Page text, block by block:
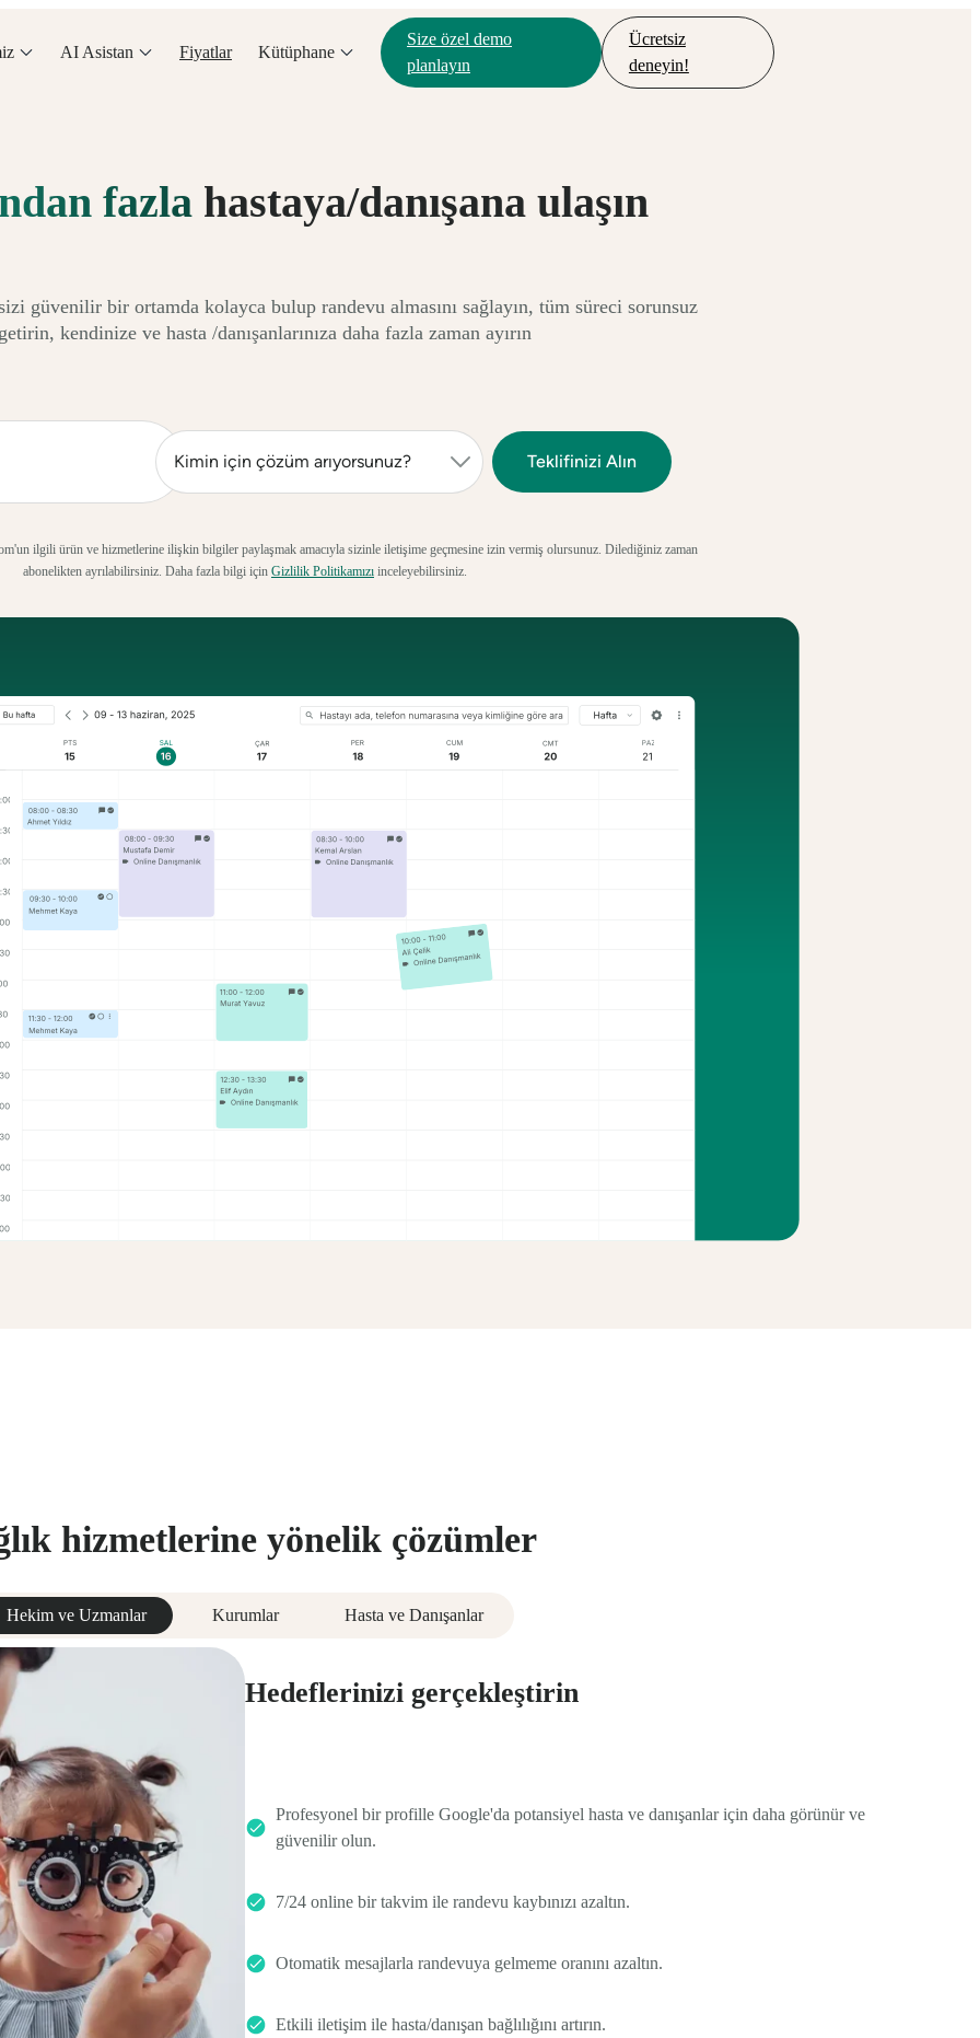
AI Asistan Fiyatlar Kütüphane
Size özel demo
planlayın
Ücretsiz
deneyin!
fazla hastaya/danışana ulaşın
sizi güvenilir bir ortamda kolayca bulup randevu almasını sağlayın, tüm süreci sorunsuz
kendinize ve hasta /danışanlarınıza daha fazla zaman ayırın
ilgili ürün ve hizmetlerine ilişkin bilgiler paylaşmak amacıyla sizinle iletişime geçmesine izin vermiş olursunuz. Dilediğiniz zaman
abonelikten ayrılabilirsiniz. Daha fazla bilgi için Gizlilik Politikamızı inceleyebilirsiniz.
hizmetlerine yönelik çözümler
Hekim ve Uzmanlar Kurumlar Hasta ve Danışanlar
Hedeflerinizi gerçekleştirin
Profesyonel bir profille Google'da potansiyel hasta ve danışanlar için daha görünür ve
güvenilir olun.
7/24 online bir takvim ile randevu kaybınızı azaltın.
Otomatik mesajlarla randevuya gelmeme oranını azaltın.
Etkili iletişim ile hasta/danışan bağlılığını artırın.